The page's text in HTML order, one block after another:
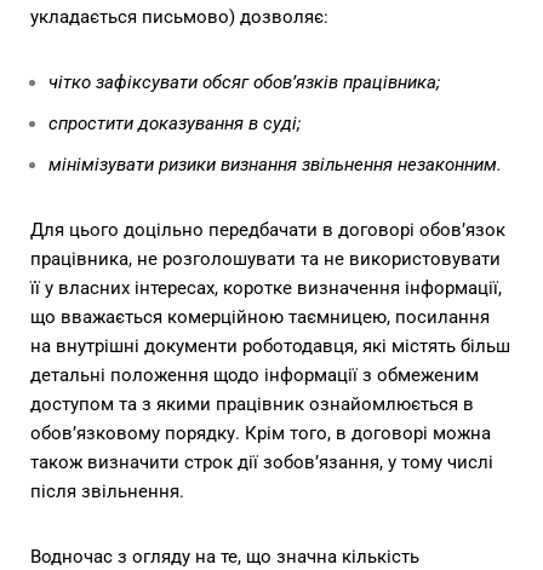
укладається письмово) дозволяє:
чітко зафіксувати обсяг обов’язків працівника;
спростити доказування в суді;
мінімізувати ризики визнання звільнення незаконним.
Для цього доцільно передбачати в договорі обов’язок
працівника, не розголошувати та не використовувати
її у власних інтересах, коротке визначення інформації,
що вважається комерційною таємницею, посилання
на внутрішні документи роботодавця, які містять більш
детальні положення щодо інформації з обмеженим
доступом та з якими працівник ознайомлюється в
обов’язковому порядку. Крім того, в договорі можна
також визначити строк дії зобов’язання, у тому числі
після звільнення.
Водночас з огляду на те, що значна кількість